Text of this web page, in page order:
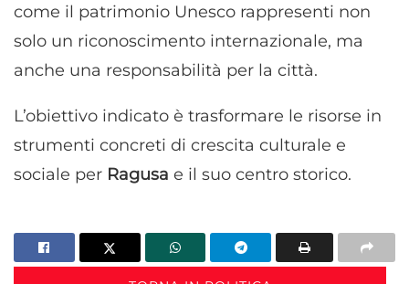
come il patrimonio Unesco rappresenti non
solo un riconoscimento internazionale, ma
anche una responsabilità per la città.
L’obiettivo indicato è trasformare le risorse in
strumenti concreti di crescita culturale e
sociale per Ragusa e il suo centro storico.